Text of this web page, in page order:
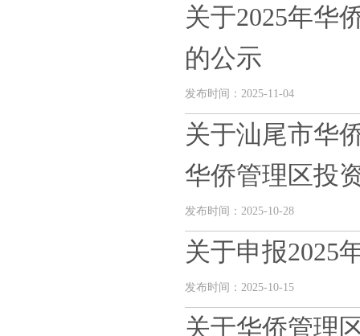
关于2025年华
的公示
发布时间：2025-11-04
关于汕尾市华
华侨管理区投
发布时间：2025-10-28
关于申报2025
发布时间：2025-10-15
关于华侨管理